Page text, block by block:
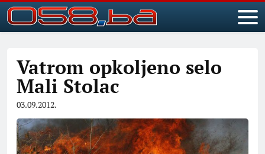
Vatrom opkoljeno selo
Mali Stolac
03.09.2012.